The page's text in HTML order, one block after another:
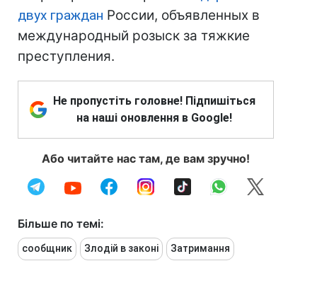
двух граждан России, объявленных в
международный розыск за тяжкие
преступления.
Не пропустіть головне! Підпишіться
на наші оновлення в Google!
Або читайте нас там, де вам зручно!
Більше по темі:
сообщник Злодій в законі Затримання